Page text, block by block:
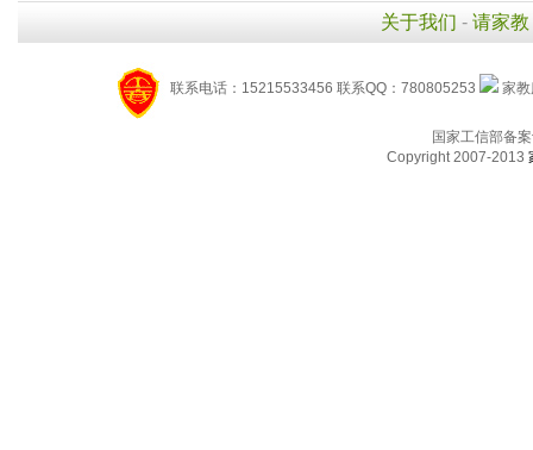
关于我们 - 请家教
联系电话：15215533456 联系QQ：780805253 家
国家工信部备
Copyright 2007-2013